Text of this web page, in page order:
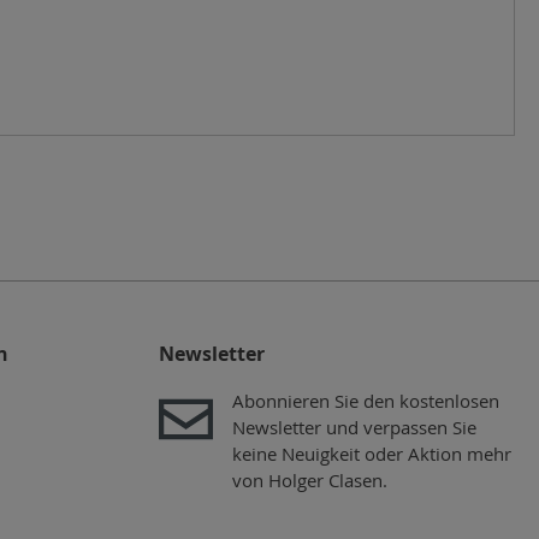
Newsletter
Abonnieren Sie den kostenlosen
Newsletter und verpassen Sie
keine Neuigkeit oder Aktion mehr
von Holger Clasen.